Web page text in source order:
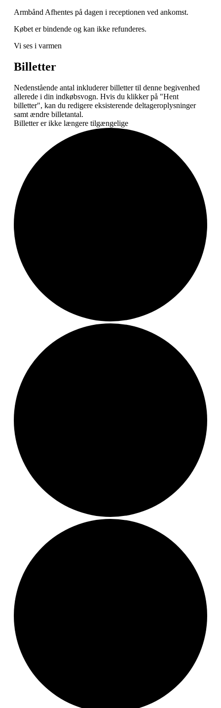
Armbånd Afhentes på dagen i receptionen ved ankomst.
Købet er bindende og kan ikke refunderes.
Vi ses i varmen
Billetter
Nedenstående antal inkluderer billetter til denne begivenhed
allerede i din indkøbsvogn. Hvis du klikker på "Hent
billetter", kan du redigere eksisterende deltageroplysninger
samt ændre billetantal.
Billetter er ikke længere tilgængelige